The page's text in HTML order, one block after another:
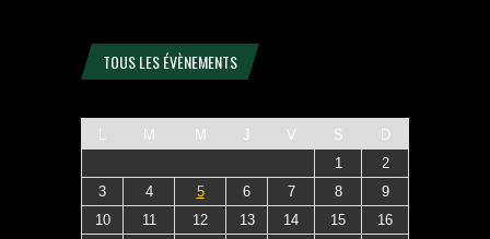
TOUS LES ÉVÈNEMENTS
L M M J V S
D
1
2
3
4 5 6 7 8
9
10
11 12 13 14 15
16